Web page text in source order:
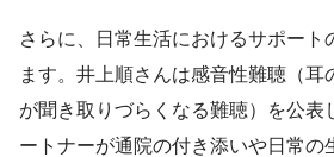
さらに、日常生活におけるサポート
ます。井上順さんは感音性難聴（耳
が聞き取りづらくなる難聴）を公表
ートナーが通院の付き添いや日常の